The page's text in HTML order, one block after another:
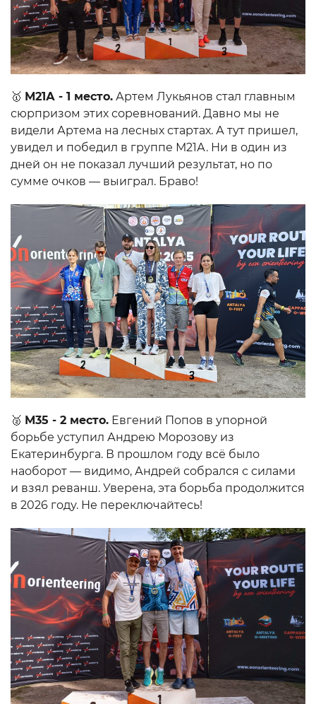
🥇 М21А - 1 место. Артем Лукьянов стал главным
сюрпризом этих соревнований. Давно мы не
видели Артема на лесных стартах. А тут пришел,
увидел и победил в группе М21А. Ни в один из
дней он не показал лучший результат, но по
сумме очков — выиграл. Браво!
🥈 М35 - 2 место. Евгений Попов в упорной
борьбе уступил Андрею Морозову из
Екатеринбурга. В прошлом году всё было
наоборот — видимо, Андрей собрался с силами
и взял реванш. Уверена, эта борьба продолжится
в 2026 году. Не переключайтесь!